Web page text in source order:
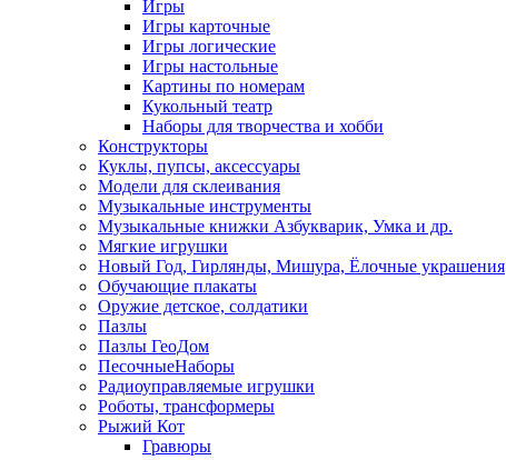
Игры
Игры карточные
Игры логические
Игры настольные
Картины по номерам
Кукольный театр
Наборы для творчества и хобби
Конструкторы
Куклы, пупсы, аксессуары
Модели для склеивания
Музыкальные инструменты
Музыкальные книжки Азбукварик, Умка и др.
Мягкие игрушки
Новый Год, Гирлянды, Мишура, Ёлочные украшения
Обучающие плакаты
Оружие детское, солдатики
Пазлы
Пазлы ГеоДом
ПесочныеНаборы
Радиоуправляемые игрушки
Роботы, трансформеры
Рыжий Кот
Гравюры